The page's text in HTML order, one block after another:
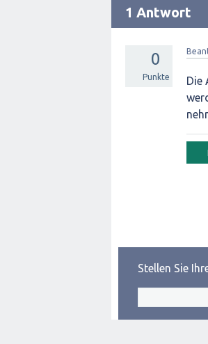
1 Antwort
0
Punkte
Die
Stellen Sie